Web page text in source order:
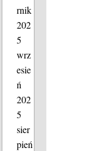
rnik
202
5
wrz
esie
ń
202
5
sier
pień